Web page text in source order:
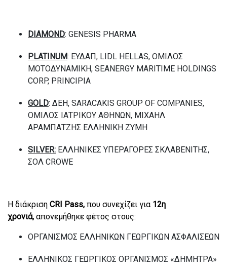
DΙΑΜΟND: GENESIS PHARMA
PLATINUM: ΕΥΔΑΠ, LIDL HELLAS, ΟΜΙΛΟΣ
ΜΟΤΟΔΥΝΑΜΙΚΗ, SEANERGY MARITIME HOLDINGS
CORP, PRINCIPIA
GOLD: ΔΕΗ, SARACAKIS GROUP OF COMPANIES,
ΟΜΙΛΟΣ ΙΑΤΡΙΚΟΥ ΑΘΗΝΩΝ, ΜΙΧΑΗΛ
ΑΡΑΜΠΑΤΖΗΣ ΕΛΛΗΝΙΚΗ ΖΥΜΗ
SILVER: ΕΛΛΗΝΙΚΕΣ ΥΠΕΡΑΓΟΡΕΣ ΣΚΛΑΒΕΝΙΤΗΣ,
ΣΟΛ CROWE
Η διάκριση CRI Pass, που συνεχίζει για12η
χρονιά, απονεμήθηκε φέτος στους:
ΟΡΓΑΝΙΣΜΟΣ ΕΛΛΗΝΙΚΩΝ ΓΕΩΡΓΙΚΩΝ ΑΣΦΑΛΙΣΕΩΝ
ΕΛΛΗΝΙΚΟΣ ΓΕΩΡΓΙΚΟΣ ΟΡΓΑΝΙΣΜΟΣ «ΔΗΜΗΤΡΑ»